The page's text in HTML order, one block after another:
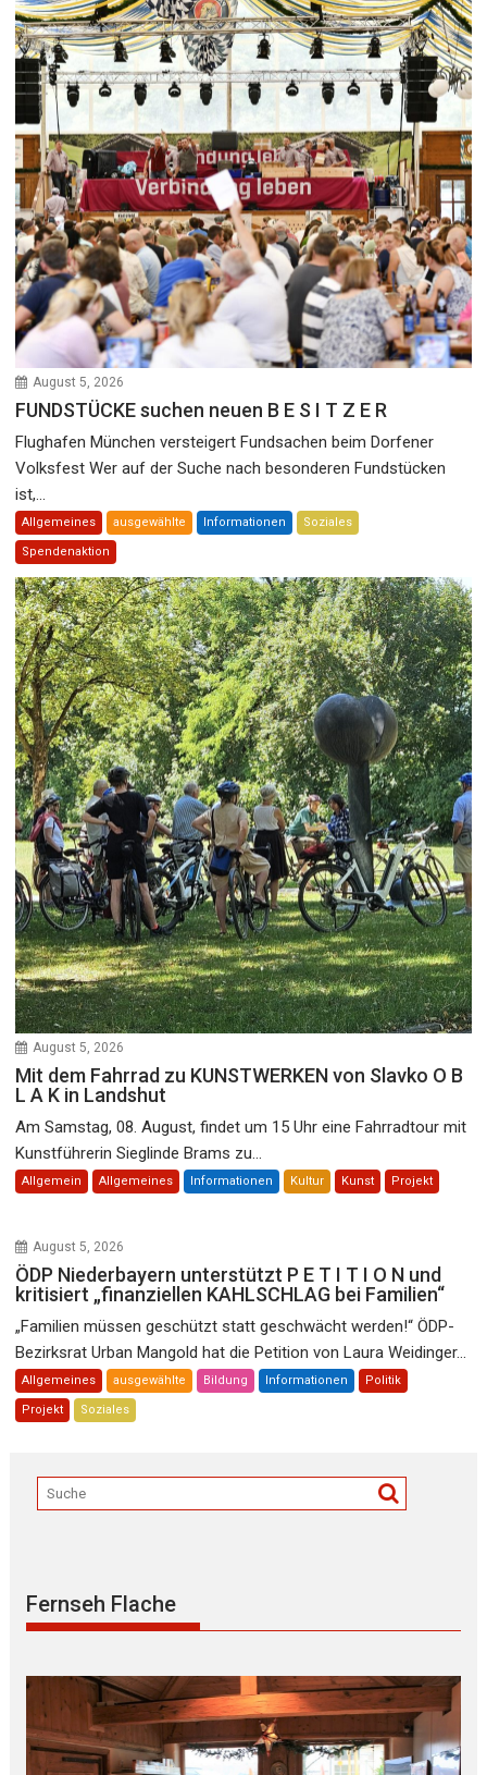
August 5, 2026
FUNDSTÜCKE suchen neuen B E S I T Z E R
Flughafen München versteigert Fundsachen beim Dorfener
Volksfest Wer auf der Suche nach besonderen Fundstücken
ist,...
Allgemeines ausgewählte Informationen Soziales
Spendenaktion
August 5, 2026
Mit dem Fahrrad zu KUNSTWERKEN von Slavko O B
L A K in Landshut
Am Samstag, 08. August, findet um 15 Uhr eine Fahrradtour mit
Kunstführerin Sieglinde Brams zu...
Allgemein Allgemeines Informationen Kultur Kunst Projekt
August 5, 2026
ÖDP Niederbayern unterstützt P E T I T I O N und
kritisiert „finanziellen KAHLSCHLAG bei Familien“
„Familien müssen geschützt statt geschwächt werden!“ ÖDP-
Bezirksrat Urban Mangold hat die Petition von Laura Weidinger...
Allgemeines ausgewählte Bildung Informationen Politik
Projekt Soziales
Fernseh Flache